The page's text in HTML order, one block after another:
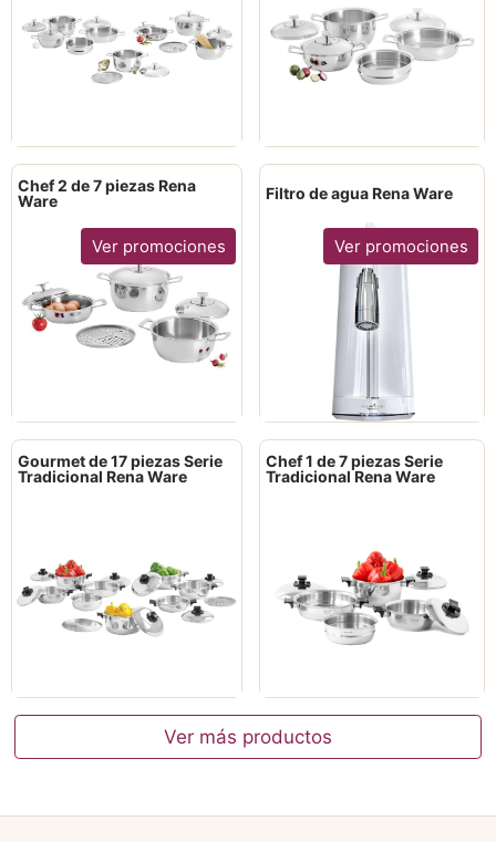
Chef 2 de 7 piezas Rena
Ware
Ver promociones
Filtro de agua Rena Ware
Ver promociones
Gourmet de 17 piezas Serie
Tradicional Rena Ware
Chef 1 de 7 piezas Serie
Tradicional Rena Ware
Ver más productos